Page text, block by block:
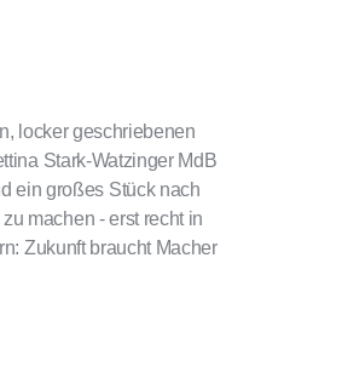
locker geschriebenen
Stark-Watzinger MdB
ein großes Stück nach
machen - erst recht in
Zukunft braucht Macher